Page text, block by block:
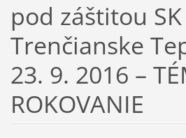
pod záštitou SK
Trenčianske
23. 9. 2016 –
ROKOVANIE